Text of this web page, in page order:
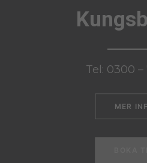
Tel: 0300 –
MER